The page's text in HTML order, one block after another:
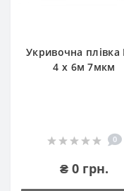
Укривочна плівка
4 х 6м 7мкм
0
₴ 0 грн.